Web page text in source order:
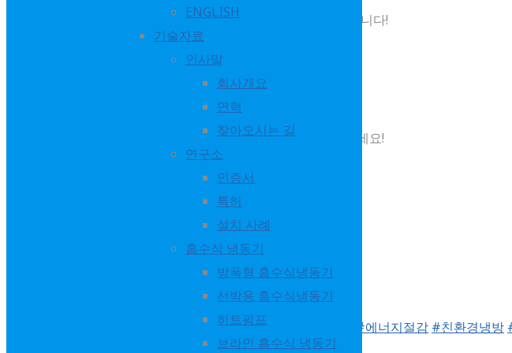
ENGLISH
기술자료
인사말
회사개요
연혁
찾아오시는 길
연구소
인증서
특허
설치 사례
흡수식 냉동기
방폭형 흡수식냉동기
선박용 흡수식냉동기
히트펌프
브라인 흡수식 냉동기
저희 WORLD ENERGY가 DATA CENTER KOREA 2025에 참가합니다!
📍 2025년 8월 13일(수) – 14일(목)
데이터센터의 미래를 바꾸는 친환경 냉방 솔루션을 직접 만나보세요!
에너지 효율, 탄소 저감, 비용 절감까지 한 번에 해결할 수 있는
myurl.ai/zduU5q
#흡수식냉동기 #에너지절감 #친환경냉방